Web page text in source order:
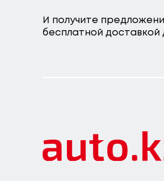
И получите
бесплатной